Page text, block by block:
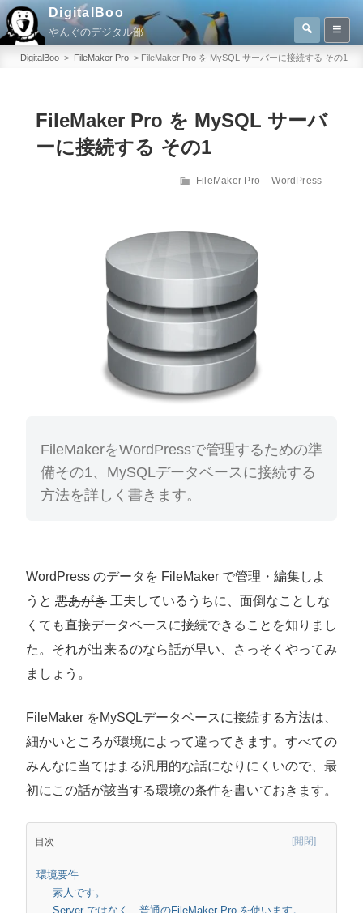
コ
ン
DigitalBoo
やんぐのデジタル部
検
索:
検
索
DigitalBoo > FileMaker Pro > FileMaker Pro を MySQL サーバーに接続する その1
FileMaker Pro を MySQL サーバ
ーに接続する その1
カ
FileMaker Pro WordPress
FileMakerをWordPressで管理するための準
備その1、MySQLデータベースに接続する
方法を詳しく書きます。
WordPress のデータを FileMaker で管理・編集しよ
うと 悪あがき 工夫しているうちに、面倒なことしな
くても直接データベースに接続できることを知りまし
た。それが出来るのなら話が早い、さっそくやってみ
ましょう。
FileMaker をMySQLデータベースに接続する方法は、
細かいところが環境によって違ってきます。すべての
みんなに当てはまる汎用的な話になりにくいので、最
初にこの話が該当する環境の条件を書いておきます。
目次
環境要件
素人です。
Server ではなく、普通のFileMaker Pro を使います。